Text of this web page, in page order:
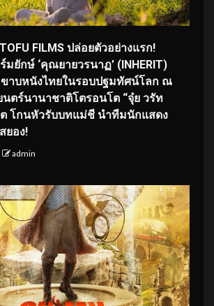
FILMS ปล่อยตัวอย่างแรก!
ยักษ์ ‘คุณยายวรนาฏ’ (INHERIT)
ขาบหนังไทยในรอบปฐมทัศน์โลก ณ
นตร์นานาชาติโตรอนโต “จุ๋ย วรัท
โกนหัวรับบทแม่ชี นำทีมนักแสดง
ยอง!
admin